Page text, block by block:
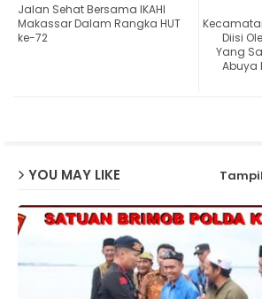
ap
Diisi
Yang
Abuya
Jalan Sehat Bersama IKAHI
Makassar Dalam Rangka HUT
ke-72
YOU MAY LIKE